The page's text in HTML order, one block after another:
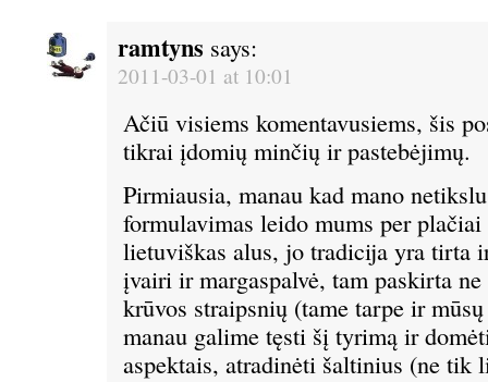
ramtyns says:
2011-03-01 at 10:01
Ačiū visiems komentavusiems, šis
tikrai įdomių minčių ir pastebėjimų.
Pirmiausia, manau kad mano
formulavimas leido mums per
lietuviškas alus, jo tradicija yra tirta
įvairi ir margaspalvė, tam paskirta
krūvos straipsnių (tame tarpe ir
manau galime tęsti šį tyrimą ir
aspektais, atradinėti šaltinius (ne tik